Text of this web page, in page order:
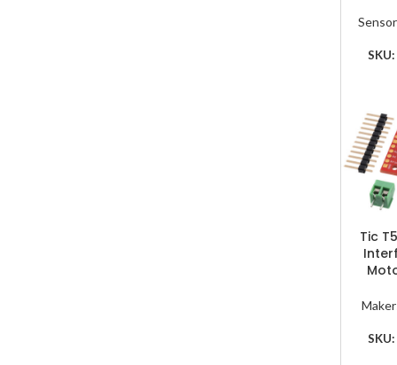
SKU:
Tic
SKU: